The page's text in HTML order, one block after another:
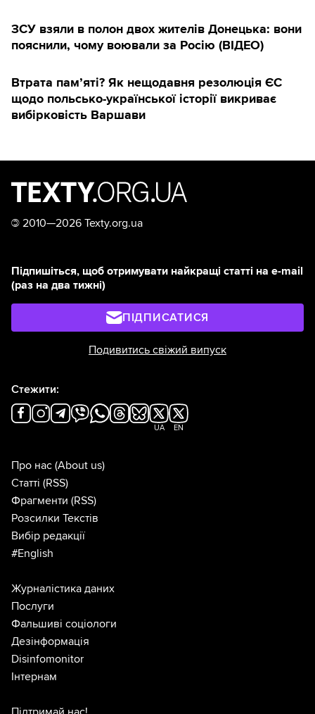
ЗСУ взяли в полон двох жителів Донецька: вони
пояснили, чому воювали за Росію (ВІДЕО)
Втрата пам’яті? Як нещодавня резолюція ЄС
щодо польсько-української історії викриває
вибірковість Варшави
© 2010—2026 Texty.org.ua
Підпишіться, щоб отримувати найкращі статті на e-mail
(раз на два тижні)
ПІДПИСАТИСЯ
Подивитись свіжий випуск
Стежити:
UA EN
Про нас (About us)
Статті (RSS)
Фрагменти (RSS)
Розсилки Текстів
Вибір редакції
#English
Журналістика даних
Послуги
Фальшиві соціологи
Дезінформація
Disinfomonitor
Інтернам